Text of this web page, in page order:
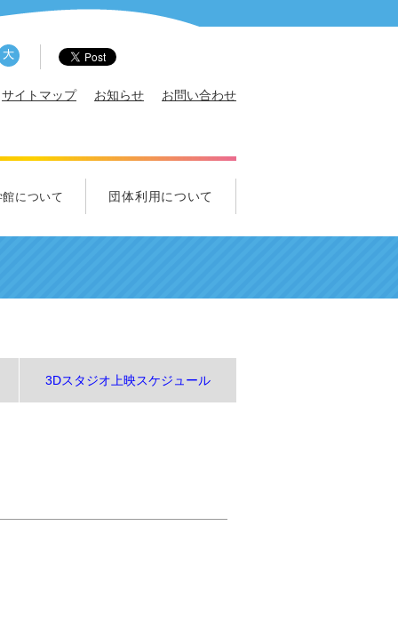
サイトマップ お知らせ お問い合わせ
館について 団体利用について
3Dスタジオ上映スケジュール